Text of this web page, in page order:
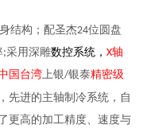
结构 ；配圣杰24位圆盘
;采用深雕数控系统 ，X轴
国台湾上银/银泰精密级
先进的主轴制冷系统，自
更高的加工精度、速度与